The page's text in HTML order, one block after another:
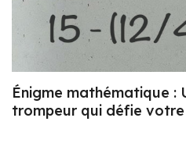
Énigme mathématique :
trompeur qui défie